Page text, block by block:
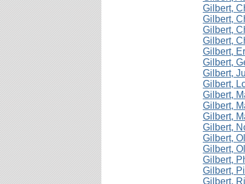
Gilbert,
Gilbert,
Gilbert,
Gilbert,
Gilbert,
Gilbert,
Gilbert,
Gilbert,
Gilbert,
Gilbert,
Gilbert,
Gilbert,
Gilbert,
Gilbert,
Gilbert,
Gilbert,
Gilbert,